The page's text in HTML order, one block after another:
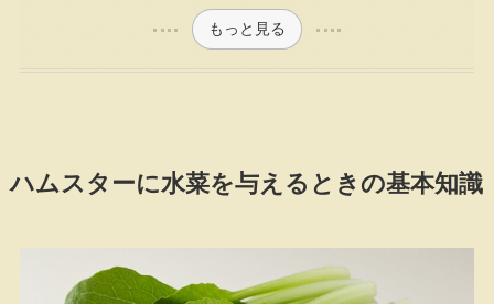
もっと見る
ハムスターに水菜を与えるときの基本知識